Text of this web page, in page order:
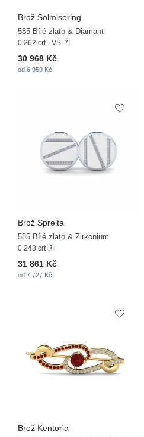
Brož Solmisering
585 Bílé zlato & Diamant
0.262 crt - VS
30 968 Kč
od 6 959 Kč
Brož Sprelta
585 Bílé zlato & Zirkonium
0.248 crt
31 861 Kč
od 7 727 Kč
Brož Kentoria